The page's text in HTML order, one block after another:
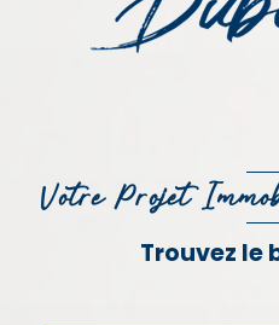
Votre Projet
Trouvez le